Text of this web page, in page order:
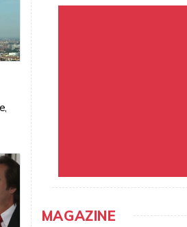
MAGAZINE